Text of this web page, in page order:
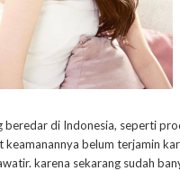
di Indonesia, seperti
belum terjamin
karena sekarang sudah